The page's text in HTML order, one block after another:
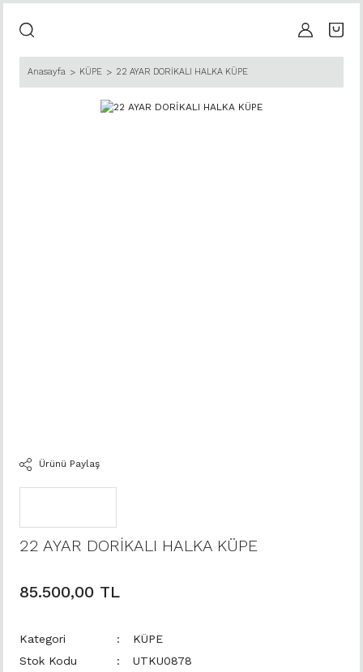
Anasayfa KÜPE 22 AYAR DORİKALI HALKA KÜPE
Ürünü Paylaş
22 AYAR DORİKALI HALKA KÜPE
85.500,00 TL
Kategori
KÜPE
Stok Kodu
UTKU0878